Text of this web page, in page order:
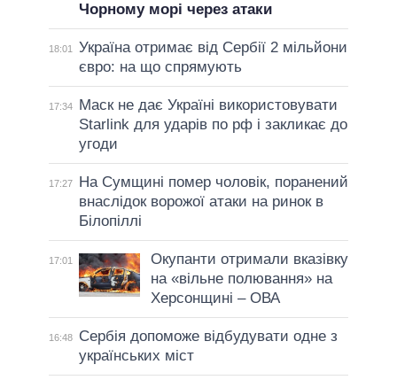
Чорному морі через атаки
18:01
Україна отримає від Сербії 2 мільйони
євро: на що спрямують
17:34
Маск не дає Україні використовувати
Starlink для ударів по рф і закликає до
угоди
17:27
На Сумщині помер чоловік, поранений
внаслідок ворожої атаки на ринок в
Білопіллі
17:01
Окупанти отримали вказівку
на «вільне полювання» на
Херсонщині – ОВА
16:48
Сербія допоможе відбудувати одне з
українських міст